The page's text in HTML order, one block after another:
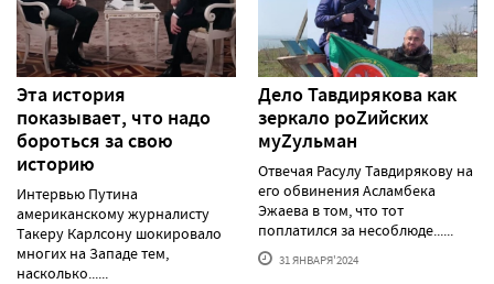
Эта история
показывает, что надо
бороться за свою
историю
Интервью Путина
американскому журналисту
Такеру Карлсону шокировало
многих на Западе тем,
насколько......
Дело Тавдирякова как
зеркало роZийских
муZульман
Отвечая Расулу Тавдирякову на
его обвинения Асламбека
Эжаева в том, что тот
поплатился за несоблюде......
31 ЯНВАРЯ'2024